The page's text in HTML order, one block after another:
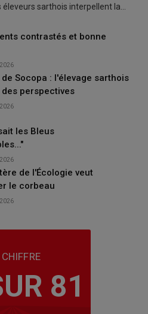
sarthois interpellent la…
contrastés et bonne
Socopa : l'élevage sarthois
perspectives
les Bleus
de l'Écologie veut
le corbeau
81